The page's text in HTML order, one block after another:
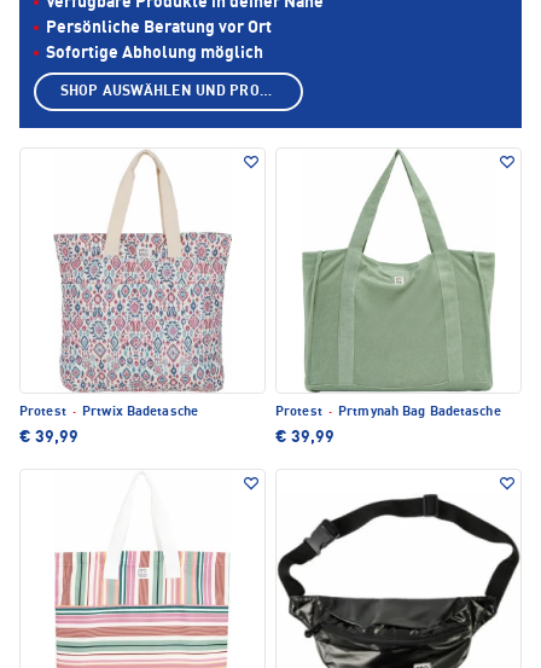
Protest · Prtwix Badetasche
€ 39,99
Protest · Prtmynah Bag Badetasche
€ 39,99
Persönliche Beratung vor Ort
Sofortige Abholung möglich
SHOP AUSWÄHLEN UND PRODUKTE ANZEIGEN